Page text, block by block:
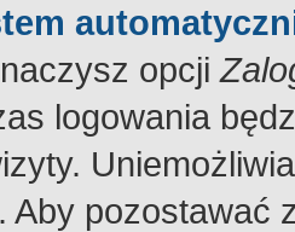
opcji
logowania
Aby pozostawać